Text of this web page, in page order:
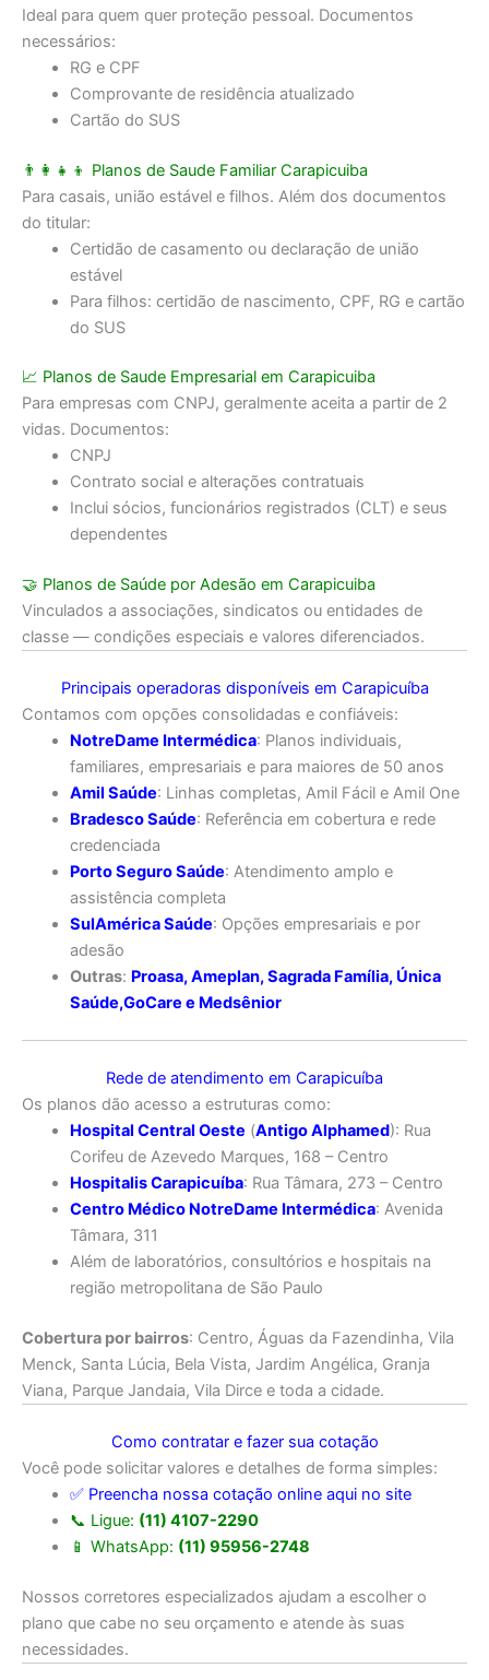
Ideal para quem quer proteção pessoal. Documentos
necessários:
RG e CPF
Comprovante de residência atualizado
Cartão do SUS
👨‍👩‍👧‍👦 Planos de Saude Familiar Carapicuiba
Para casais, união estável e filhos. Além dos documentos
do titular:
Certidão de casamento ou declaração de união
estável
Para filhos: certidão de nascimento, CPF, RG e cartão
do SUS
📈 Planos de Saude Empresarial em Carapicuiba
Para empresas com CNPJ, geralmente aceita a partir de 2
vidas. Documentos:
CNPJ
Contrato social e alterações contratuais
Inclui sócios, funcionários registrados (CLT) e seus
dependentes
🤝 Planos de Saúde por Adesão em Carapicuiba
Vinculados a associações, sindicatos ou entidades de
classe — condições especiais e valores diferenciados.
Principais operadoras disponíveis em Carapicuíba
Contamos com opções consolidadas e confiáveis:
NotreDame Intermédica: Planos individuais,
familiares, empresariais e para maiores de 50 anos
Amil Saúde: Linhas completas, Amil Fácil e Amil One
Bradesco Saúde: Referência em cobertura e rede
credenciada
Porto Seguro Saúde: Atendimento amplo e
assistência completa
SulAmérica Saúde: Opções empresariais e por
adesão
Outras: Proasa,Ameplan,Sagrada Família, Única
Saúde,GoCare e Medsênior
Rede de atendimento em Carapicuíba
Os planos dão acesso a estruturas como:
Hospital Central Oeste (Antigo Alphamed): Rua
Corifeu de Azevedo Marques, 168 – Centro
Hospitalis Carapicuíba: Rua Tâmara, 273 – Centro
Centro Médico NotreDame Intermédica: Avenida
Tâmara, 311
Além de laboratórios, consultórios e hospitais na
região metropolitana de São Paulo
Cobertura por bairros: Centro, Águas da Fazendinha, Vila
Menck, Santa Lúcia, Bela Vista, Jardim Angélica, Granja
Viana, Parque Jandaia, Vila Dirce e toda a cidade.
Como contratar e fazer sua cotação
Você pode solicitar valores e detalhes de forma simples:
✅ Preencha nossa cotação online aqui no site
📞 Ligue: (11) 4107-2290
📱 WhatsApp: (11) 95956-2748
Nossos corretores especializados ajudam a escolher o
plano que cabe no seu orçamento e atende às suas
necessidades.